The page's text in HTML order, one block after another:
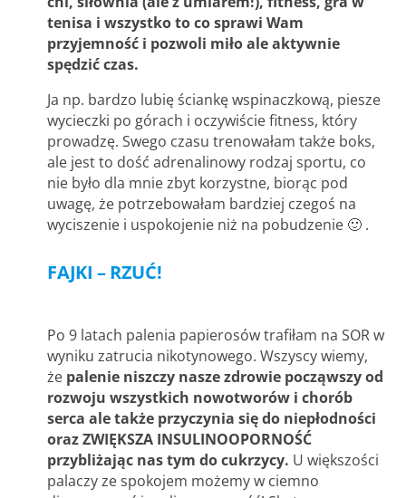
tenisa i wszystko to co sprawi Wam
przyjemność i pozwoli miło ale aktywnie
spędzić czas.
Ja np. bardzo lubię ściankę wspinaczkową, piesze
wycieczki po górach i oczywiście fitness, który
prowadzę. Swego czasu trenowałam także boks,
ale jest to dość adrenalinowy rodzaj sportu, co
nie było dla mnie zbyt korzystne, biorąc pod
uwagę, że potrzebowałam bardziej czegoś na
wyciszenie i uspokojenie niż na pobudzenie 🙂 .
FAJKI – RZUĆ!
Po 9 latach palenia papierosów trafiłam na SOR w
wyniku zatrucia nikotynowego. Wszyscy wiemy,
że palenie niszczy nasze zdrowie począwszy od
rozwoju wszystkich nowotworów i chorób
serca ale także przyczynia się do niepłodności
oraz ZWIĘKSZA INSULINOOPORNOŚĆ
przybliżając nas tym do cukrzycy. U większości
palaczy ze spokojem możemy w ciemno